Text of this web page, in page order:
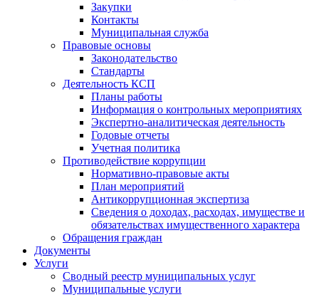
Закупки
Контакты
Муниципальная служба
Правовые основы
Законодательство
Стандарты
Деятельность КСП
Планы работы
Информация о контрольных мероприятиях
Экспертно-аналитическая деятельность
Годовые отчеты
Учетная политика
Противодействие коррупции
Нормативно-правовые акты
План мероприятий
Антикоррупционная экспертиза
Сведения о доходах, расходах, имуществе и
обязательствах имущественного характера
Обращения граждан
Документы
Услуги
Сводный реестр муниципальных услуг
Муниципальные услуги